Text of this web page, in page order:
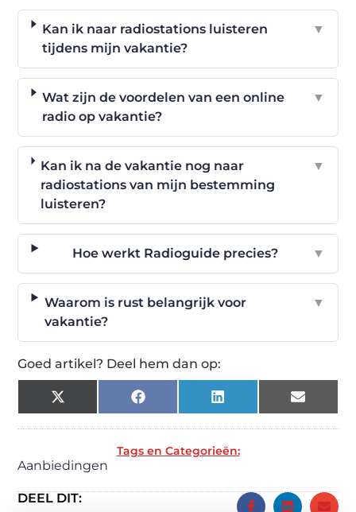
Kan ik naar radiostations luisteren
tijdens mijn vakantie?
▼
Wat zijn de voordelen van een online
radio op vakantie?
▼
Kan ik na de vakantie nog naar
radiostations van mijn bestemming
luisteren?
▼
Hoe werkt Radioguide precies? ▼
Waarom is rust belangrijk voor
vakantie?
▼
Goed artikel? Deel hem dan op:
X
(Twitter)
Facebook LinkedIn Email
Tags en Categorieën:
Aanbiedingen
DEEL DIT: